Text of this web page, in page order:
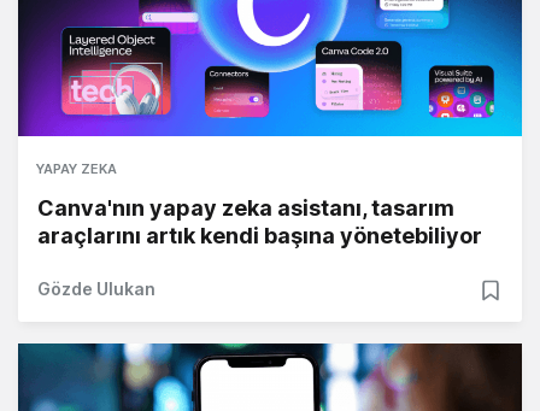
YAPAY ZEKA
Canva'nın yapay zeka asistanı, tasarım
araçlarını artık kendi başına yönetebiliyor
Gözde Ulukan